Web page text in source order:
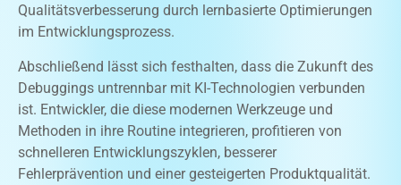
Qualitätsverbesserung durch lernbasierte Optimierungen
im Entwicklungsprozess.
Abschließend lässt sich festhalten, dass die Zukunft des
Debuggings untrennbar mit KI-Technologien verbunden
ist. Entwickler, die diese modernen Werkzeuge und
Methoden in ihre Routine integrieren, profitieren von
schnelleren Entwicklungszyklen, besserer
Fehlerprävention und einer gesteigerten Produktqualität.